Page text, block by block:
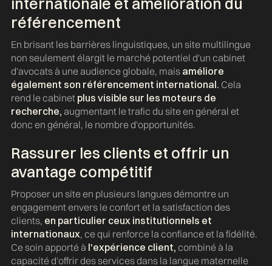
référencement
En brisant les barrières linguistiques, un site multilingue
non seulement élargit le marché potentiel d'un cabinet
d'avocats à une audience globale, mais améliore
également son référencement international. Cela
rend le cabinet plus visible sur les moteurs de
recherche, augmentant le trafic du site en général et
donc en général, le nombre d'opportunités.
Rassurer les clients et offrir un
avantage compétitif
Proposer un site en plusieurs langues démontre un
engagement envers le confort et la satisfaction des
clients, en particulier ceux institutionnels et
internationaux, ce qui renforce la confiance et la fidélité.
Ce soin apporté à l'expérience client, combiné à la
capacité d'offrir des services dans la langue maternelle